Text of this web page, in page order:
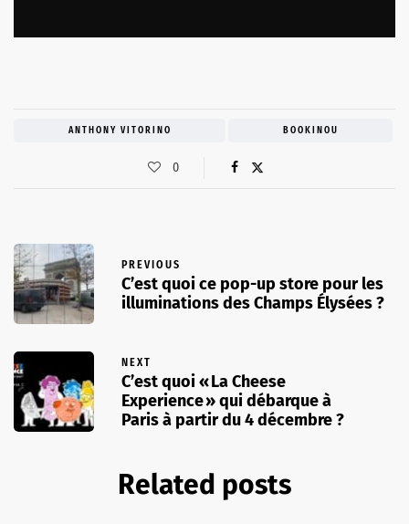
ANTHONY VITORINO BOOKINOU
0
PREVIOUS
C’est quoi ce pop-up store pour les
illuminations des Champs Élysées ?
NEXT
C’est quoi « La Cheese
Experience » qui débarque à
Paris à partir du 4 décembre ?
Related posts